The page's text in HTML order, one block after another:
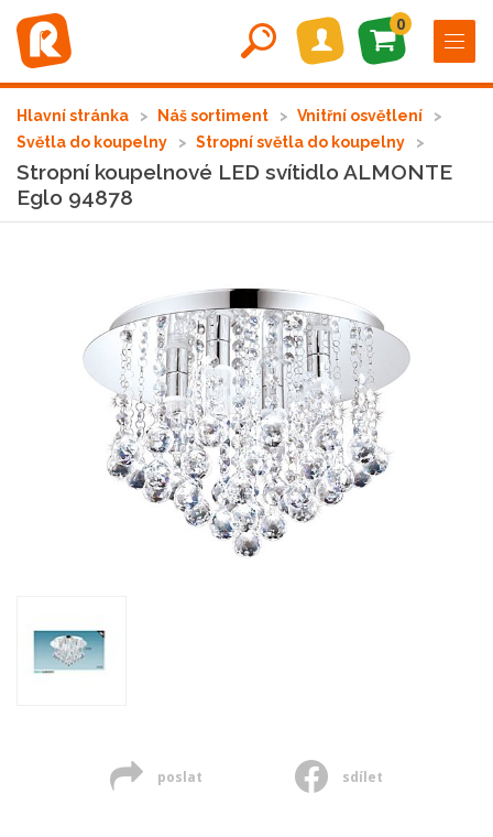
0
Hlavní stránka Náš sortiment
Vnitřní osvětlení
Světla do koupelny
Stropní světla do koupelny
Stropní koupelnové LED svítidlo ALMONTE
Eglo 94878
poslat sdílet